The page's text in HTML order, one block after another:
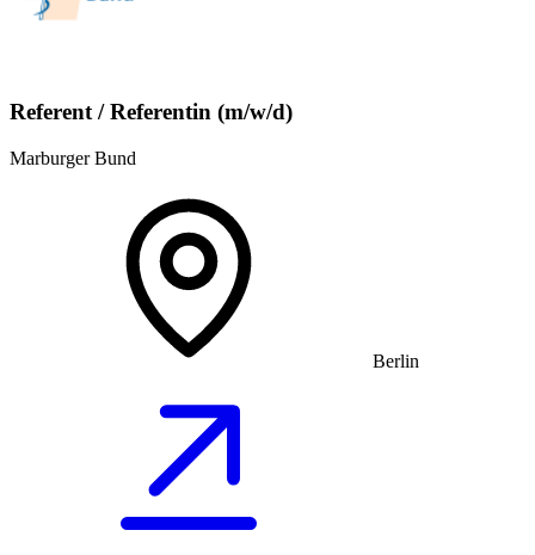
Referent / Referentin (m/w/d)
Marburger Bund
Berlin